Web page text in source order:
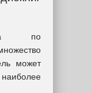
по
может